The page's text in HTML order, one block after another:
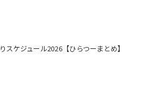
スケジュール2026【ひらつーまとめ】